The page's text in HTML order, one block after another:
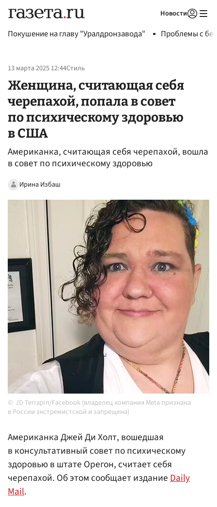
Новости
Покушение на главу "Уралдронзавода" Проблемы с
13 марта 2025 12:44Стиль
Женщина, считающая себя
черепахой, попала в совет
по психическому здоровью
в США
Американка, считающая себя черепахой, вошла
в совет по психическому здоровью
Ирина Избаш
JD Terrapin/Facebook (владелец компания Meta признана
в России экстремистской и запрещена)
Американка Джей Ди Холт, вошедшая
в консультативный совет по психическому
здоровью в штате Орегон, считает себя
черепахой. Об этом сообщает изданиеDaily
Mail.